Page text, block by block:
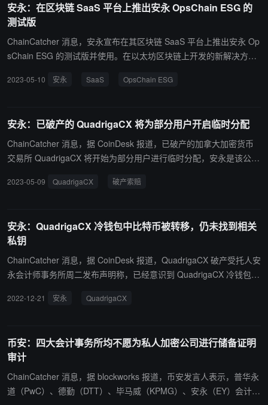
安永：在区块链 SaaS 平台上推出安永 OpsChain ESG 的
测试版
ChainCatcher 消息，安永宣布在其区块链 SaaS 平台上推出安永 Op
sChain ESG 的测试版并使用。在以太坊区块链上开发的新解决方案
那些努力准确测量和跟踪其碳足迹的企业的需求。 它还将通过一个可
链接）
2023-05-10 安永 SaaS OpsChain ESG
安永：已破产的 QuadrigaCX 将为部分用户开启临时分配
ChainCatcher 消息，据 CoinDesk 报道，已破产的加拿大加密货币
交易所 QuadrigaCX 将开始为部分用户进行临时分配，安永是该公司
出分配索赔的程序。根据破产程序，一些用户的索赔可能会被修改，
2023-05-09 QuadrigaCX 破产索赔
安永：QuadrigaCX 冷钱包中比特币被转移，仍未找到相关
私钥
ChainCatcher 消息，据 CoinDesk 报道，QuadrigaCX 破产受托人安
永会计师事务所周二发布声明称，已经意识到 QuadrigaCX 冷钱包里
关的 BTC 从冷钱包中转出，总价值约为 170 万美元，其中许多资金
作，以收回转移至这些钱包中的比特币，但仍无法找到与冷钱包相关
的私钥。 此前在 2019 年 2 月，安永首次宣布“无意中”将 BTC 发送
至其无法访问的 Quadriga 冷钱包，失去了对这些 BTC 的控制，此后
这些地址的 BTC 一直处于冻结状态。上周五，所有五个地址的 BTC
2022-12-21 安永 QuadrigaCX
币安：四大会计事务所均不愿为私人加密公司进行储备证明
审计
ChainCatcher 消息，据 blockworks 报道，币安发言人表示，普华永
道（PwC）、德勤（DTT）、毕马威（KPMG）、安永（EY）会计事